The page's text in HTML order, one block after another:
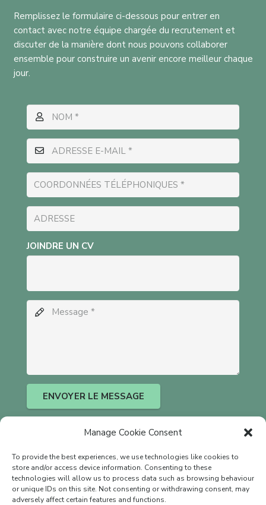
Manage Cookie Consent
To provide the best experiences, we use technologies like cookies to
store and/or access device information. Consenting to these
technologies will allow us to process data such as browsing behaviour
or unique IDs on this site. Not consenting or withdrawing consent, may
adversely affect certain features and functions.
Remplissez le formulaire ci-dessous pour entrer en
contact avec notre équipe chargée du recrutement et
discuter de la manière dont nous pouvons collaborer
ensemble pour construire un avenir encore meilleur chaque
jour.
JOINDRE UN CV
ENVOYER LE MESSAGE